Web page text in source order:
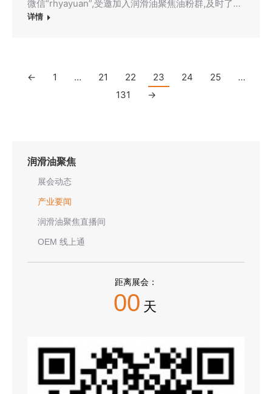
微信“rhyayuan”,受邀加入润滑油聚焦油粉群,及时了…
详情
← 1 … 21 22 23 24 25
…
131
→
润滑油聚焦
展会动态
产业要闻
润滑油聚焦直播间
OEM 线上通
距离展会：
00 天